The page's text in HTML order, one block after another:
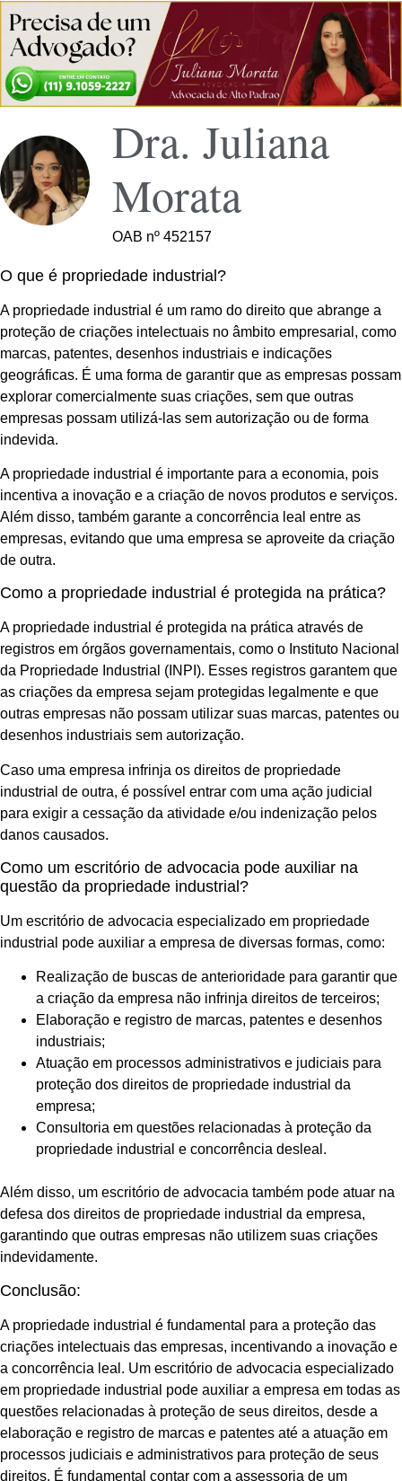
Dra. Juliana
Morata
OAB nº 452157
O que é propriedade industrial?
A propriedade industrial é um ramo do direito que abrange a
proteção de criações intelectuais no âmbito empresarial, como
marcas, patentes, desenhos industriais e indicações
geográficas. É uma forma de garantir que as empresas possam
explorar comercialmente suas criações, sem que outras
empresas possam utilizá-las sem autorização ou de forma
indevida.
A propriedade industrial é importante para a economia, pois
incentiva a inovação e a criação de novos produtos e serviços.
Além disso, também garante a concorrência leal entre as
empresas, evitando que uma empresa se aproveite da criação
de outra.
Como a propriedade industrial é protegida na prática?
A propriedade industrial é protegida na prática através de
registros em órgãos governamentais, como o Instituto Nacional
da Propriedade Industrial (INPI). Esses registros garantem que
as criações da empresa sejam protegidas legalmente e que
outras empresas não possam utilizar suas marcas, patentes ou
desenhos industriais sem autorização.
Caso uma empresa infrinja os direitos de propriedade
industrial de outra, é possível entrar com uma ação judicial
para exigir a cessação da atividade e/ou indenização pelos
danos causados.
Como um escritório de advocacia pode auxiliar na
questão da propriedade industrial?
Um escritório de advocacia especializado em propriedade
industrial pode auxiliar a empresa de diversas formas, como:
Realização de buscas de anterioridade para garantir que
a criação da empresa não infrinja direitos de terceiros;
Elaboração e registro de marcas, patentes e desenhos
industriais;
Atuação em processos administrativos e judiciais para
proteção dos direitos de propriedade industrial da
empresa;
Consultoria em questões relacionadas à proteção da
propriedade industrial e concorrência desleal.
Além disso, um escritório de advocacia também pode atuar na
defesa dos direitos de propriedade industrial da empresa,
garantindo que outras empresas não utilizem suas criações
indevidamente.
Conclusão:
A propriedade industrial é fundamental para a proteção das
criações intelectuais das empresas, incentivando a inovação e
a concorrência leal. Um escritório de advocacia especializado
em propriedade industrial pode auxiliar a empresa em todas as
questões relacionadas à proteção de seus direitos, desde a
elaboração e registro de marcas e patentes até a atuação em
processos judiciais e administrativos para proteção de seus
direitos. É fundamental contar com a assessoria de um